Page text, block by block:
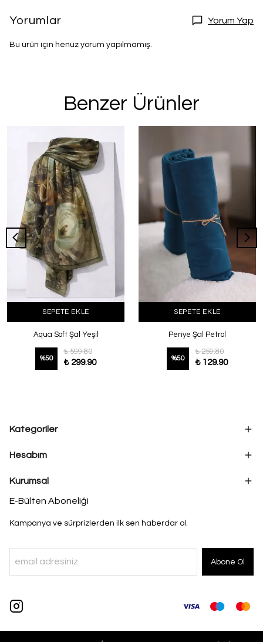
Yorumlar Yorum Yap
Bu ürün için henüz yorum yapılmamış.
Benzer Ürünler
SEPETE EKLE
Aqua Soft Şal Yeşil
%50
₺ 599.80
₺ 299.90
SEPETE EKLE
Penye Şal Petrol
%50
₺ 259.80
₺ 129.90
Kategoriler
Hesabım
Kurumsal
E-Bülten Aboneliği
Kampanya ve sürprizlerden ilk sen haberdar ol.
Abone Ol